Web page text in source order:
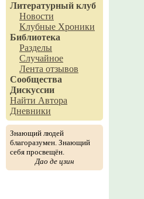
Литературный клуб
Новости
Клубные Хроники
Библиотека
Разделы
Случайное
Лента отзывов
Сообщества
Дискуссии
Найти Автора
Дневники
Знающий людей
благоразумен. Знающий
себя просвещён.
Дао де цзин